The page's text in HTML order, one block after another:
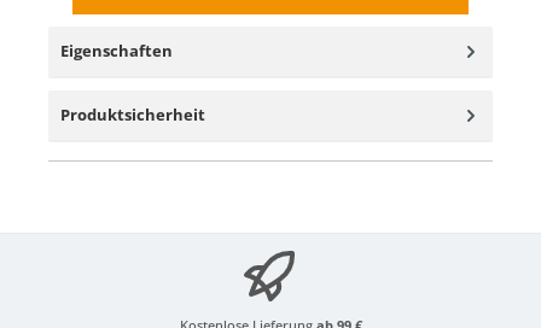
Eigenschaften
Produktsicherheit